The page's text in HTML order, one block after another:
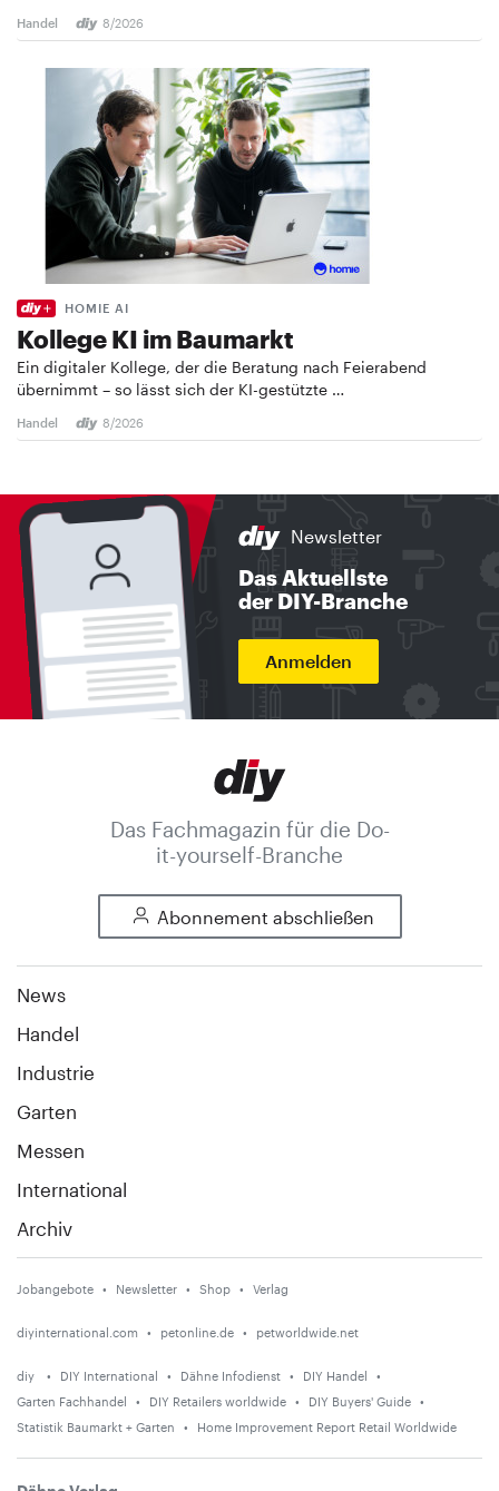
Handel 8/2026
HOMIE AI
Kollege KI im Baumarkt
Ein digitaler Kollege, der die Beratung nach Feierabend
übernimmt – so lässt sich der KI-gestützte …
Handel 8/2026
Newsletter
Das Aktuellste
der DIY-Branche
Anmelden
Das Fachmagazin für die Do-
it-yourself-Branche
Abonnement abschließen
News
Handel
Industrie
Garten
Messen
International
Archiv
Jobangebote Newsletter Shop Verlag
diyinternational.com petonline.de petworldwide.net
diy DIY International Dähne Infodienst
DIY Handel
Garten Fachhandel
DIY Retailers worldwide
DIY Buyers' Guide
Statistik Baumarkt + Garten
Home Improvement Report Retail Worldwide